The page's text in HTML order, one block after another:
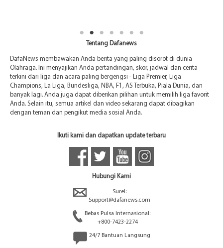
Tentang Dafanews
DafaNews membawakan Anda berita yang paling disorot di dunia
Olahraga. Ini menyajikan Anda pertandingan, skor, jadwal dan cerita
terkini dari liga dan acara paling bergengsi - Liga Premier, Liga
Champions, La Liga, Bundesliga, NBA, F1, AS Terbuka, Piala Dunia, dan
banyak lagi. Anda juga dapat diberikan pilihan untuk memilih liga favorit
Anda. Selain itu, semua artikel dan video sekarang dapat dibagikan
dengan teman dan pengikut media sosial Anda.
Ikuti kami dan dapatkan update terbaru
Hubungi Kami
Surel:
Support@dafanews.com
Bebas Pulsa Internasional:
+800-7423-2274
24/7 Bantuan Langsung